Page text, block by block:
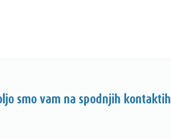
smo vam na spodnjih kontaktih